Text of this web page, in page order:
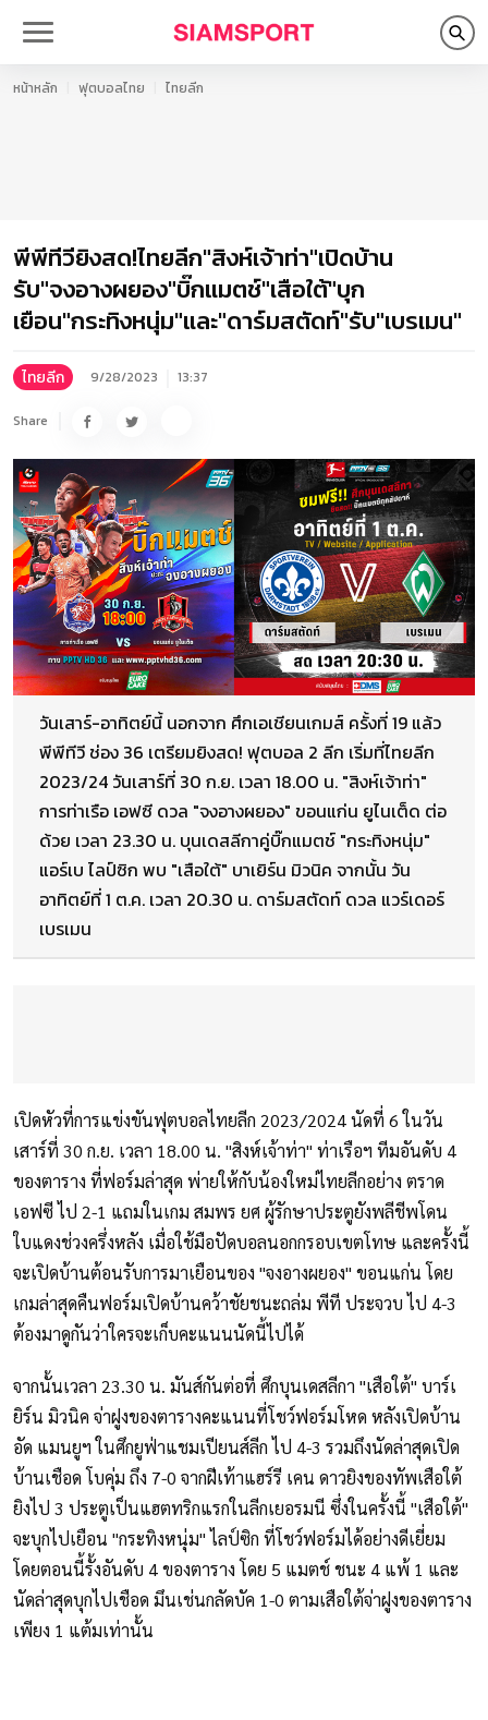
หน้าหลัก ฟุตบอลไทย ไทยลีก
พีพีทีวียิงสด!ไทยลีก"สิงห์เจ้าท่า"เปิดบ้าน
รับ"จงอางผยอง"บิ๊กแมตช์"เสือใต้"บุก
เยือน"กระทิงหนุ่ม"และ"ดาร์มสตัดท์"รับ"เบรเมน"
ไทยลีก 9/28/2023 13:37
Share
วันเสาร์-อาทิตย์นี้ นอกจาก ศึกเอเชียนเกมส์ ครั้งที่ 19 แล้ว
พีพีทีวี ช่อง 36 เตรียมยิงสด! ฟุตบอล 2 ลีก เริ่มที่ไทยลีก
2023/24 วันเสาร์ที่ 30 ก.ย. เวลา 18.00 น. "สิงห์เจ้าท่า"
การท่าเรือ เอฟซี ดวล "จงอางผยอง" ขอนแก่น ยูไนเต็ด ต่อ
ด้วย เวลา 23.30 น. บุนเดสลีกาคู่บิ๊กแมตช์ "กระทิงหนุ่ม"
แอร์เบ ไลป์ซิก พบ "เสือใต้" บาเยิร์น มิวนิค จากนั้น วัน
อาทิตย์ที่ 1 ต.ค. เวลา 20.30 น. ดาร์มสตัดท์ ดวล แวร์เดอร์
เบรเมน
เปิดหัวที่การแข่งขันฟุตบอลไทยลีก 2023/2024 นัดที่ 6 ในวัน
เสาร์ที่ 30 ก.ย. เวลา 18.00 น. "สิงห์เจ้าท่า" ท่าเรือฯ ทีมอันดับ 4
ของตาราง ที่ฟอร์มล่าสุด พ่ายให้กับน้องใหม่ไทยลีกอย่าง ตราด
เอฟซี ไป 2-1 แถมในเกม สมพร ยศ ผู้รักษาประตูยังพลีชีพโดน
ใบแดงช่วงครึ่งหลัง เมื่อใช้มือปัดบอลนอกกรอบเขตโทษ และครั้งนี้
จะเปิดบ้านต้อนรับการมาเยือนของ "จงอางผยอง" ขอนแก่น โดย
เกมล่าสุดคืนฟอร์มเปิดบ้านคว้าชัยชนะถล่ม พีที ประจวบ ไป 4-3
ต้องมาดูกันว่าใครจะเก็บคะแนนนัดนี้ไปได้
จากนั้นเวลา 23.30 น. มันส์กันต่อที่ ศึกบุนเดสลีกา "เสือใต้" บาร์เ
ยิร์น มิวนิค จ่าฝูงของตารางคะแนนที่โชว์ฟอร์มโหด หลังเปิดบ้าน
อัด แมนยูฯ ในศึกยูฟ่าแชมเปียนส์ลีก ไป 4-3 รวมถึงนัดล่าสุดเปิด
บ้านเชือด โบคุ่ม ถึง 7-0 จากฝีเท้าแฮร์รี เคน ดาวยิงของทัพเสือใต้
ยิงไป 3 ประตูเป็นแฮตทริกแรกในลีกเยอรมนี ซึ่งในครั้งนี้ "เสือใต้"
จะบุกไปเยือน "กระทิงหนุ่ม" ไลป์ซิก ที่โชว์ฟอร์มได้อย่างดีเยี่ยม
โดยตอนนี้รั้งอันดับ 4 ของตาราง โดย 5 แมตช์ ชนะ 4 แพ้ 1 และ
นัดล่าสุดบุกไปเชือด มึนเช่นกลัดบัค 1-0 ตามเสือใต้จ่าฝูงของตาราง
เพียง 1 แต้มเท่านั้น